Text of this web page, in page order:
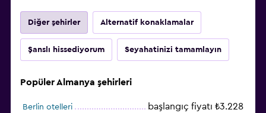
Diğer şehirler Alternatif konaklamalar
Şanslı hissediyorum Seyahatinizi tamamlayın
Popüler Almanya şehirleri
Berlin otelleri başlangıç fiyatı ₺3.228